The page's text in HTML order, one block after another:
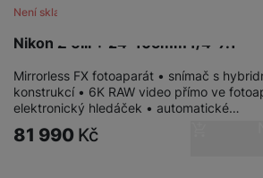
Nikon Z 6III + 24-105mm f/4-7.1
Není skladem
Mirrorless FX fotoaparát • snímač s
konstrukcí • 6K RAW video přímo ve
elektronický hledáček • automatické…
81 990 Kč